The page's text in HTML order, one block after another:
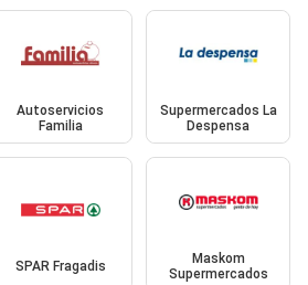
Autoservicios
Familia
Supermercados La
Despensa
SPAR Fragadis
Maskom
Supermercados